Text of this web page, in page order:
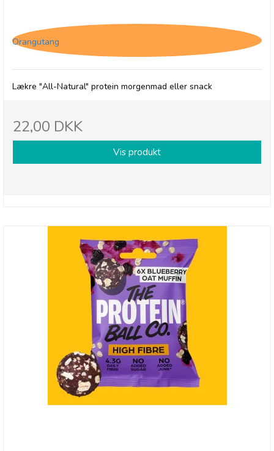
Orangutang
Lækre "All-Natural" protein morgenmad eller snack
22,00 DKK
Vis produkt